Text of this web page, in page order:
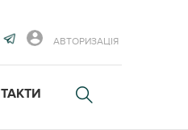
АВТОРИЗАЦІЯ